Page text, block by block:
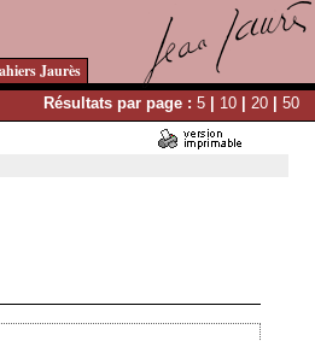
Jaurès
Résultats par page : 5 | 10 | 20 | 50